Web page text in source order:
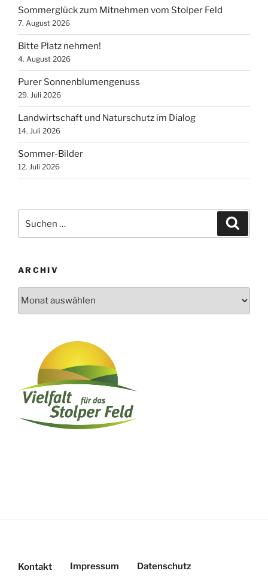
Sommerglück zum Mitnehmen vom Stolper Feld
7. August 2026
Bitte Platz nehmen!
4. August 2026
Purer Sonnenblumengenuss
29. Juli 2026
Landwirtschaft und Naturschutz im Dialog
14. Juli 2026
Sommer-Bilder
12. Juli 2026
nach:
ARCHIV
Kontakt Impressum Datenschutz